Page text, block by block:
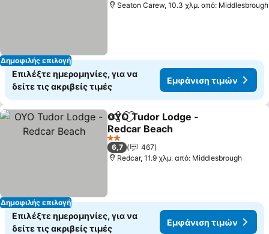
Δημοφιλής επιλογή
Seaton Carew, 10.3 χλμ. από: Middlesbrough
Επιλέξτε ημερομηνίες, για να
δείτε τις ακριβείς τιμές
Εμφάνιση τιμών
Δημοφιλής επιλογή
Κοινοποίηση
Προσθήκη στα αγαπημένα
OYO Tudor Lodge -
Redcar Beach
Εμφάνιση τιμών
2 Αστέρια
6,7
467
Redcar, 11.9 χλμ. από: Middlesbrough
Επιλέξτε ημερομηνίες, για να
δείτε τις ακριβείς τιμές
Εμφάνιση τιμών